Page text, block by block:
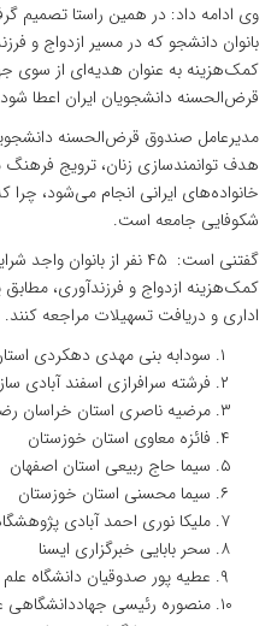
وی ادامه داد: در همین راستا تصمیم
بانوان دانشجو که در مسیر ازدواج و
کمک‌هزینه به عنوان هدیه‌ای از سوی
قرض‌الحسنه دانشجویان ایران اعطا
مدیرعامل صندوق قرض‌الحسنه
هدف توانمندسازی زنان، ترویج
خانواده‌های ایرانی انجام می‌شود،
شکوفایی جامعه است.
گفتنی است: ۴۵ نفر از
کمک‌هزینه ازدواج و فرزندآوری،
اداری و دریافت تسهیلات مراجعه کنند.
سودابه بنی مهدی دهکردی
فرشته سرافرازی اسفند آبادی
مرضیه ناصری استان خراسان
فائزه معاوی استان خوزستان
سیما حاج ربیعی استان اصفهان
سیما محسنی استان خوزستان
ملیکا نوری احمد آبادی
سحر بابایی خبرگزاری ایسنا
عطیه پور صدوقیان دانشگاه
منصوره رئیسی جهاددانشگاهی